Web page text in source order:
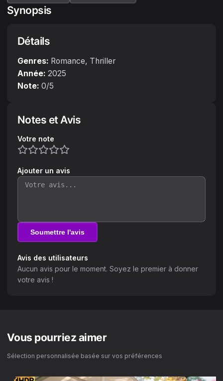
Synopsis
Détails
Genres: Romance, Thriller
Année: 2025
Note: 0/5
Notes et Avis
Votre note
Ajouter un avis
Soumettre l'avis
Avis des utilisateurs
Aucun avis pour le moment. Soyez le premier à donner
votre avis !
Vous pourriez aimer
Sélection personnalisée basée sur vos préférences